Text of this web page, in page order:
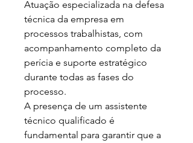
Atuação especializada na defesa
técnica da empresa em
processos trabalhistas, com
acompanhamento completo da
perícia e suporte estratégico
durante todas as fases do
processo.
A presença de um assistente
técnico qualificado é
fundamental para garantir que a